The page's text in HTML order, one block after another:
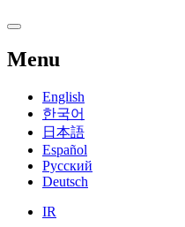
Menu
English
한국어
日本語
Español
Русский
Deutsch
IR